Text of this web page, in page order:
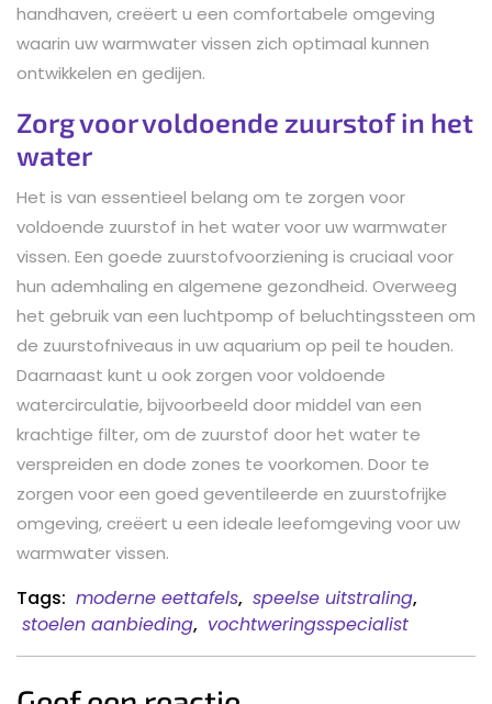
handhaven, creëert u een comfortabele omgeving
waarin uw warmwater vissen zich optimaal kunnen
ontwikkelen en gedijen.
Zorg voor voldoende zuurstof in het
water
Het is van essentieel belang om te zorgen voor
voldoende zuurstof in het water voor uw warmwater
vissen. Een goede zuurstofvoorziening is cruciaal voor
hun ademhaling en algemene gezondheid. Overweeg
het gebruik van een luchtpomp of beluchtingssteen om
de zuurstofniveaus in uw aquarium op peil te houden.
Daarnaast kunt u ook zorgen voor voldoende
watercirculatie, bijvoorbeeld door middel van een
krachtige filter, om de zuurstof door het water te
verspreiden en dode zones te voorkomen. Door te
zorgen voor een goed geventileerde en zuurstofrijke
omgeving, creëert u een ideale leefomgeving voor uw
warmwater vissen.
Tags: moderne eettafels, speelse uitstraling,
stoelen aanbieding, vochtweringsspecialist